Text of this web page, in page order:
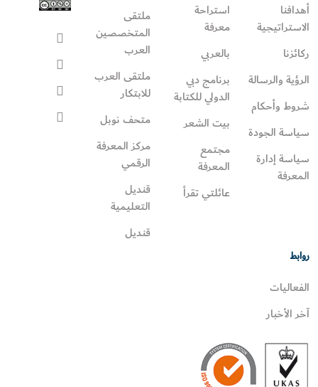
أهدافنا
الاستراتيجية
ركائزنا
الرؤية والرسالة
شروط وأحكام
سياسة الجودة
سياسة إدارة
المعرفة
استراحة
معرفة
بالعربي
برنامج دبي
الدولي للكتابة
بيت الشعر
مجتمع
المعرفة
عائلتي تقرأ‎
ملتقى
المتخصصين
العرب
ملتقى العرب
للابتكار
متحف نوبل
مركز المعرفة
الرقمي
قنديل
التعليمية
قنديل
روابط
الفعاليات
آخر الأخبار